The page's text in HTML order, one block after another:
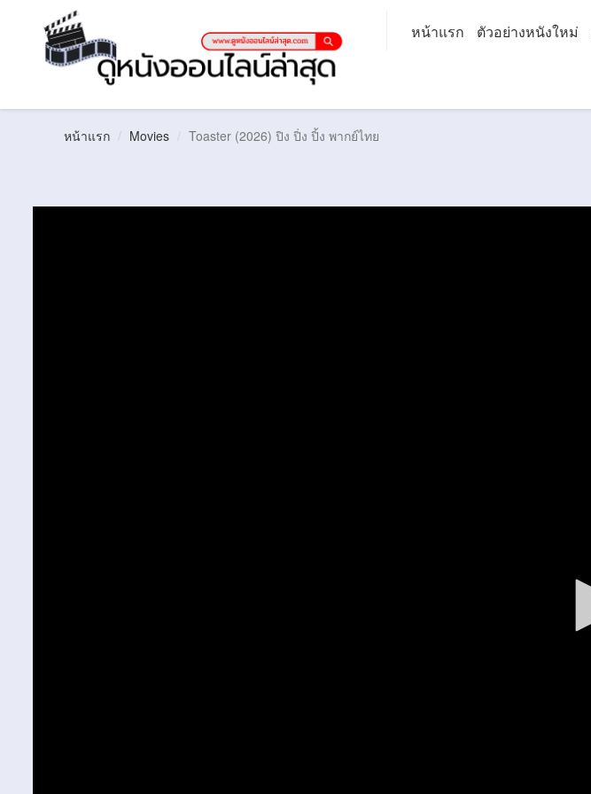
หน้าแรก ตัวอย่างหนังใหม่
หน้าแรก Movies Toaster (2026) ปิง ปิ่ง ปิ้ง พากย์ไทย